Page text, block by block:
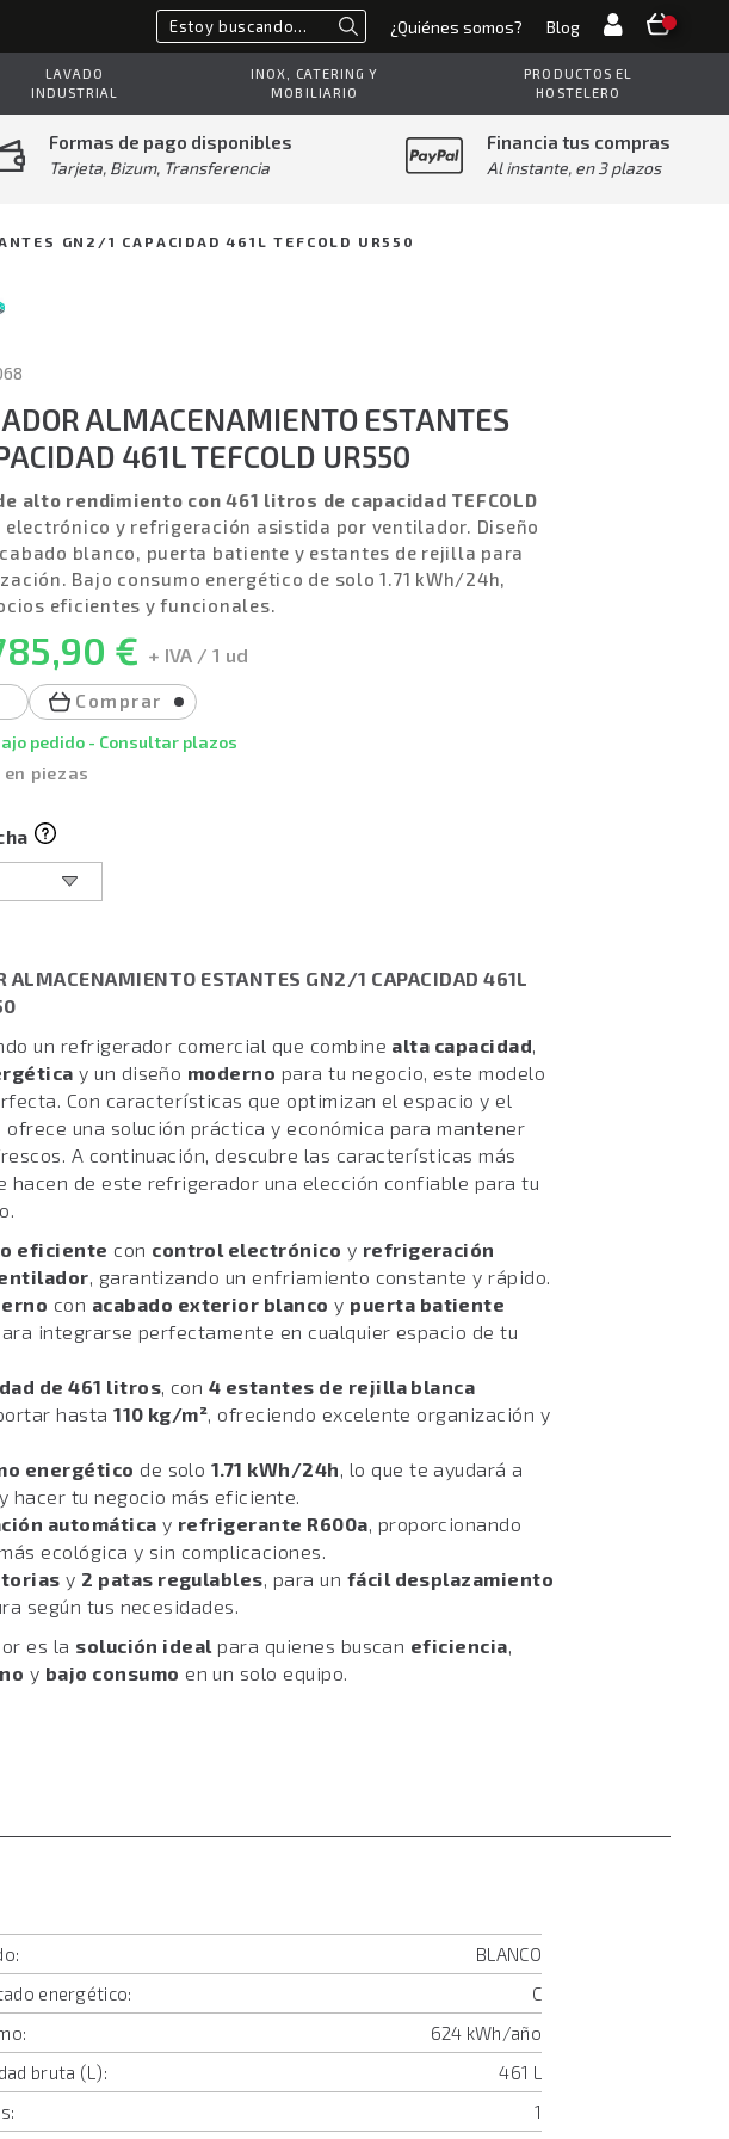
Buscar¿Quiénes somos? Blog
LAVADO
INDUSTRIAL
INOX, CATERING Y
MOBILIARIO
PRODUCTOS EL
HOSTELERO
Formas de pago disponibles
Tarjeta, Bizum, Transferencia
Financia tus compras
Al instante, en 3 plazos
GN2/1 CAPACIDAD 461L TEFCOLD UR550
ALMACENAMIENTO ESTANTES
461L TEFCOLD UR550
alto rendimiento con 461 litros de capacidad TEFCOLD
y refrigeración asistida por ventilador. Diseño
blanco, puerta batiente y estantes de rejilla para
Bajo consumo energético de solo 1.71 kWh/24h,
eficientes y funcionales.
€ + IVA / 1 ud
Comprar
pedido - Consultar plazos
piezas
ALMACENAMIENTO ESTANTES GN2/1 CAPACIDAD 461L
un refrigerador comercial que combine alta capacidad,
y un diseño moderno para tu negocio, este modelo
Con características que optimizan el espacio y el
una solución práctica y económica para mantener
A continuación, descubre las características más
hacen de este refrigerador una elección confiable para tu
eficiente con control electrónico y refrigeración
, garantizando un enfriamiento constante y rápido.
con acabado exterior blanco y puerta batiente
integrarse perfectamente en cualquier espacio de tu
de 461 litros, con 4 estantes de rejilla blanca
hasta110 kg/m², ofreciendo excelente organización y
energético de solo 1.71 kWh/24h, lo que te ayudará a
hacer tu negocio más eficiente.
automática y refrigerante R600a, proporcionando
ecológica y sin complicaciones.
y 2 patas regulables, para un fácil desplazamiento
según tus necesidades.
es la solución ideal para quienes buscan eficiencia,
y bajo consumo en un solo equipo.
BLANCO
energético:
C
624 kWh/año
bruta (L):
461 L
1